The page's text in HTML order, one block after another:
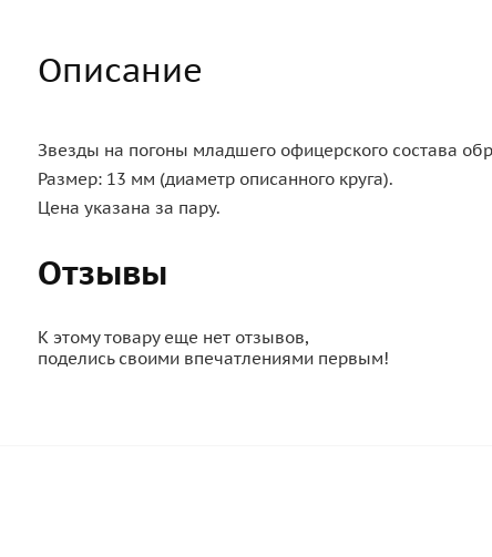
Описание
Звезды на погоны младшего офицерского состава
Размер: 13 мм (диаметр описанного круга).
Цена указана за пару.
Отзывы
К этому товару еще нет отзывов,
поделись своими впечатлениями первым!